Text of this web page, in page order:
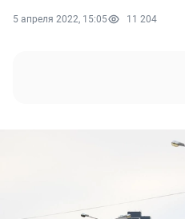
5 апреля 2022, 15:05 11 204